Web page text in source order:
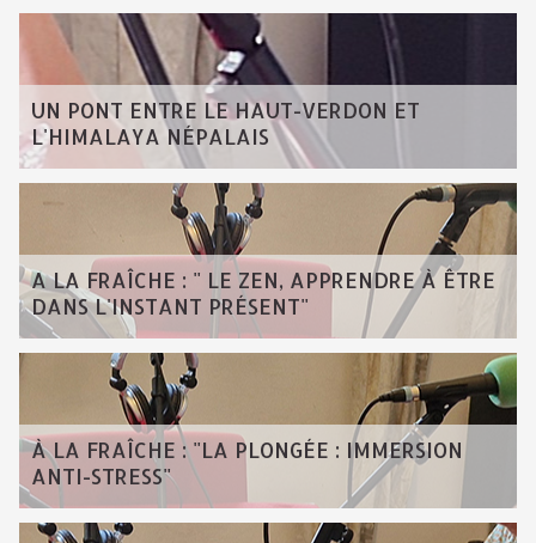
UN PONT ENTRE LE HAUT-VERDON ET
L'HIMALAYA NÉPALAIS
A LA FRAÎCHE : " LE ZEN, APPRENDRE À ÊTRE
DANS L'INSTANT PRÉSENT"
À LA FRAÎCHE : "LA PLONGÉE : IMMERSION
ANTI-STRESS"